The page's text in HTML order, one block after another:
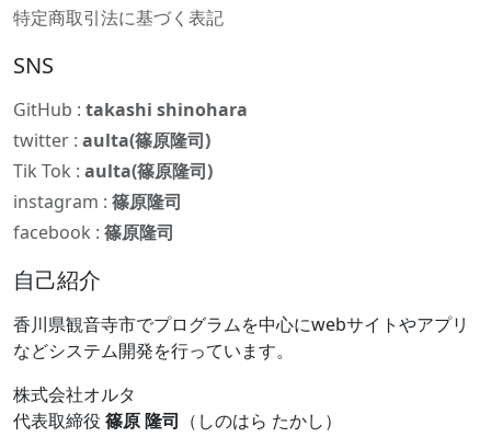
特定商取引法に基づく表記
SNS
GitHub : takashi shinohara
twitter : aulta(篠原隆司)
Tik Tok : aulta(篠原隆司)
instagram : 篠原隆司
facebook : 篠原隆司
自己紹介
香川県観音寺市でプログラムを中心にwebサイトやアプリ
などシステム開発を行っています。
株式会社オルタ
代表取締役 篠原 隆司 （しのはら たかし）